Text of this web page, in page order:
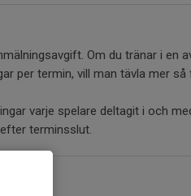
Om du tränar i en
per termin, vill man tävla mer
varje spelare deltagit i och
terminsslut.